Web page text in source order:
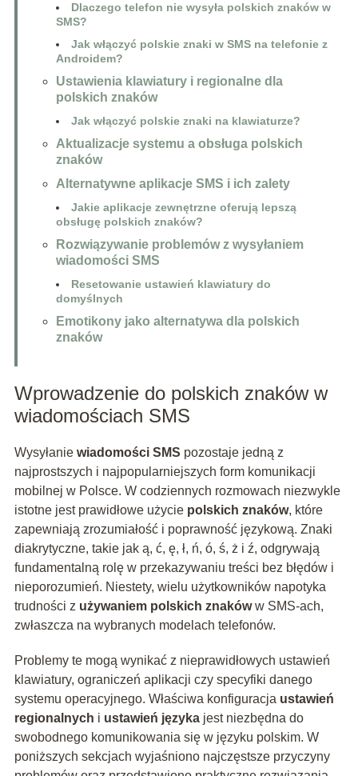
Dlaczego telefon nie wysyła polskich znaków w
SMS?
Jak włączyć polskie znaki w SMS na telefonie z
Androidem?
Ustawienia klawiatury i regionalne dla
polskich znaków
Jak włączyć polskie znaki na klawiaturze?
Aktualizacje systemu a obsługa polskich
znaków
Alternatywne aplikacje SMS i ich zalety
Jakie aplikacje zewnętrzne oferują lepszą
obsługę polskich znaków?
Rozwiązywanie problemów z wysyłaniem
wiadomości SMS
Resetowanie ustawień klawiatury do
domyślnych
Emotikony jako alternatywa dla polskich
znaków
Wprowadzenie do polskich znaków w
wiadomościach SMS
Wysyłanie wiadomości SMS pozostaje jedną z
najprostszych i najpopularniejszych form komunikacji
mobilnej w Polsce. W codziennych rozmowach niezwykle
istotne jest prawidłowe użycie polskich znaków, które
zapewniają zrozumiałość i poprawność językową. Znaki
diakrytyczne, takie jak ą, ć, ę, ł, ń, ó, ś, ż i ź, odgrywają
fundamentalną rolę w przekazywaniu treści bez błędów i
nieporozumień. Niestety, wielu użytkowników napotyka
trudności z używaniem polskich znakóww SMS-ach,
zwłaszcza na wybranych modelach telefonów.
Problemy te mogą wynikać z nieprawidłowych ustawień
klawiatury, ograniczeń aplikacji czy specyfiki danego
systemu operacyjnego. Właściwa konfiguracja ustawień
regionalnych i ustawień językajest niezbędna do
swobodnego komunikowania się w języku polskim. W
poniższych sekcjach wyjaśniono najczęstsze przyczyny